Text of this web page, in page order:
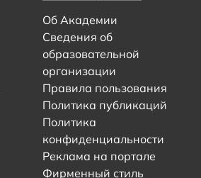
Об Академии
Сведения об
образовательной
организации
Правила пользования
Политика публикаций
Политика
конфиденциальности
Реклама на портале
Фирменный стиль